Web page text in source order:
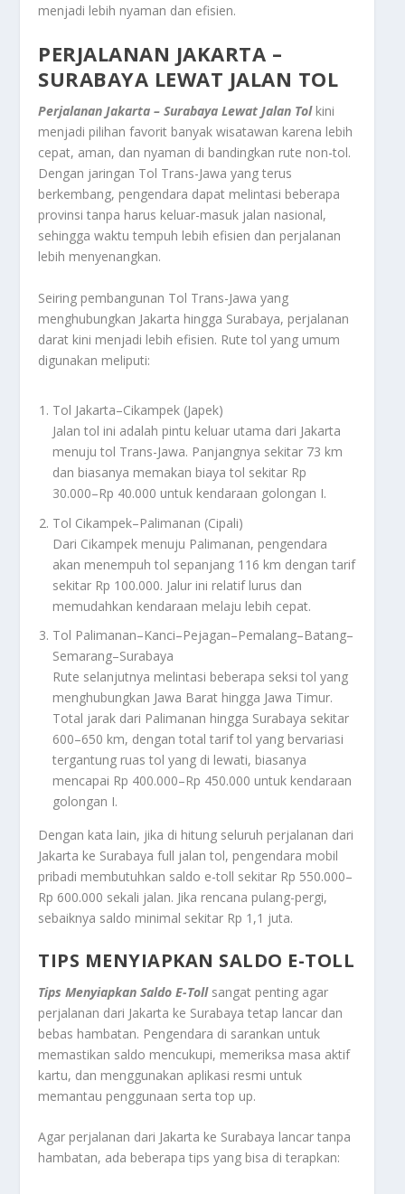
menjadi lebih nyaman dan efisien.
PERJALANAN JAKARTA –
SURABAYA LEWAT JALAN TOL
Perjalanan Jakarta – Surabaya Lewat Jalan Tolkini
menjadi pilihan favorit banyak wisatawan karena lebih
cepat, aman, dan nyaman di bandingkan rute non-tol.
Dengan jaringan Tol Trans-Jawa yang terus
berkembang, pengendara dapat melintasi beberapa
provinsi tanpa harus keluar-masuk jalan nasional,
sehingga waktu tempuh lebih efisien dan perjalanan
lebih menyenangkan.
Seiring pembangunan Tol Trans-Jawa yang
menghubungkan Jakarta hingga Surabaya, perjalanan
darat kini menjadi lebih efisien. Rute tol yang umum
digunakan meliputi:
Tol Jakarta–Cikampek (Japek)
Jalan tol ini adalah pintu keluar utama dari Jakarta
menuju tol Trans-Jawa. Panjangnya sekitar 73 km
dan biasanya memakan biaya tol sekitar Rp
30.000–Rp 40.000 untuk kendaraan golongan I.
Tol Cikampek–Palimanan (Cipali)
Dari Cikampek menuju Palimanan, pengendara
akan menempuh tol sepanjang 116 km dengan tarif
sekitar Rp 100.000. Jalur ini relatif lurus dan
memudahkan kendaraan melaju lebih cepat.
Tol Palimanan–Kanci–Pejagan–Pemalang–Batang–
Semarang–Surabaya
Rute selanjutnya melintasi beberapa seksi tol yang
menghubungkan Jawa Barat hingga Jawa Timur.
Total jarak dari Palimanan hingga Surabaya sekitar
600–650 km, dengan total tarif tol yang bervariasi
tergantung ruas tol yang di lewati, biasanya
mencapai Rp 400.000–Rp 450.000 untuk kendaraan
golongan I.
Dengan kata lain, jika di hitung seluruh perjalanan dari
Jakarta ke Surabaya full jalan tol, pengendara mobil
pribadi membutuhkan saldo e-toll sekitar Rp 550.000–
Rp 600.000 sekali jalan. Jika rencana pulang-pergi,
sebaiknya saldo minimal sekitar Rp 1,1 juta.
TIPS MENYIAPKAN SALDO E-TOLL
Tips Menyiapkan Saldo E-Toll sangat penting agar
perjalanan dari Jakarta ke Surabaya tetap lancar dan
bebas hambatan. Pengendara di sarankan untuk
memastikan saldo mencukupi, memeriksa masa aktif
kartu, dan menggunakan aplikasi resmi untuk
memantau penggunaan serta top up.
Agar perjalanan dari Jakarta ke Surabaya lancar tanpa
hambatan, ada beberapa tips yang bisa di terapkan: